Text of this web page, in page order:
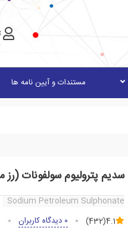
مستندات و آیین نامه ها
سدیم پترولیوم سولفونات
Sodium Petroleum Sulphonate
4.1
(432) ۰ دیدگاه کاربران